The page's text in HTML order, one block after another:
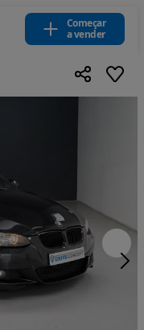
Começar
a vender